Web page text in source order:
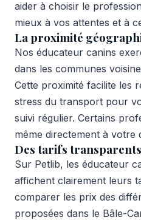
aider à choisir le
mieux à vos attentes et à
La proximité
Nos éducateur canins
dans les communes
Cette proximité facilite les
stress du transport pour
suivi régulier. Certains
même directement à votre
Des tarifs
Sur Petlib, les éducateur
affichent clairement leurs
comparer les prix des
proposées dans le Bâle-